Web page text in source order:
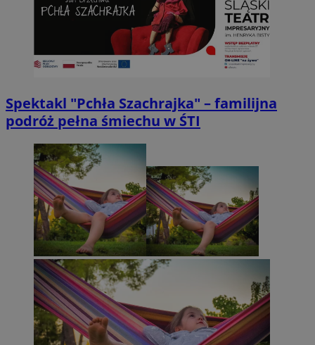
Spektakl "Pchła Szachrajka" – familijna
podróż pełna śmiechu w ŚTI